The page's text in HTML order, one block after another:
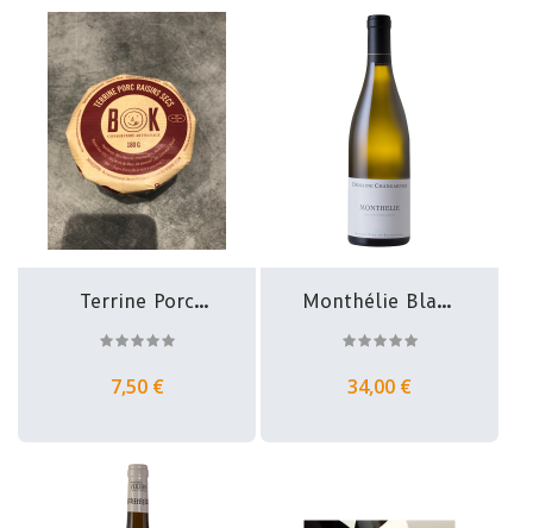
Terrine Porc
7,50 €
Monthélie Blanc
34,00 €